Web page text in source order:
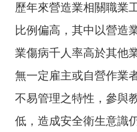
歷年來營造業相關職業
比例偏高，其中以營造
業傷病千人率高於其他
無一定雇主或自營作業
不易管理之特性，參與
低，造成安全衛生意識